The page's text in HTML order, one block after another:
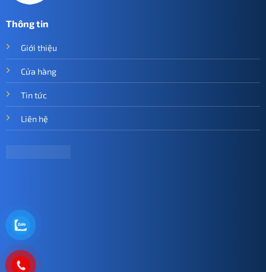
Thông tin
Giới thiệu
Cửa hàng
Tin tức
Liên hệ